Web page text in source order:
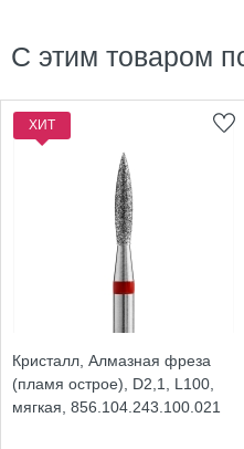
С этим товаром
ХИТ
Кристалл, Алмазная фреза
(пламя острое), D2,1, L100,
мягкая, 856.104.243.100.021